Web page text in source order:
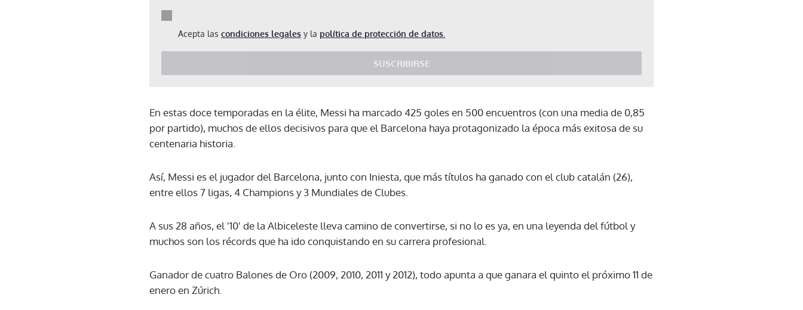
Acepta las condiciones legales y la política de protección de datos.
SUSCRIBIRSE
Gracias por suscribirte a nuestro boletín.
ACEPTAR
En estas doce temporadas en la élite, Messi ha marcado 425 goles en 500 encuentros (con una media de 0,85
por partido), muchos de ellos decisivos para que el Barcelona haya protagonizado la época más exitosa de su
centenaria historia.
Así, Messi es el jugador del Barcelona, junto con Iniesta, que más títulos ha ganado con el club catalán (26),
entre ellos 7 ligas, 4 Champions y 3 Mundiales de Clubes.
A sus 28 años, el '10' de la Albiceleste lleva camino de convertirse, si no lo es ya, en una leyenda del fútbol y
muchos son los récords que ha ido conquistando en su carrera profesional.
Ganador de cuatro Balones de Oro (2009, 2010, 2011 y 2012), todo apunta a que ganara el quinto el próximo 11 de
enero en Zúrich.